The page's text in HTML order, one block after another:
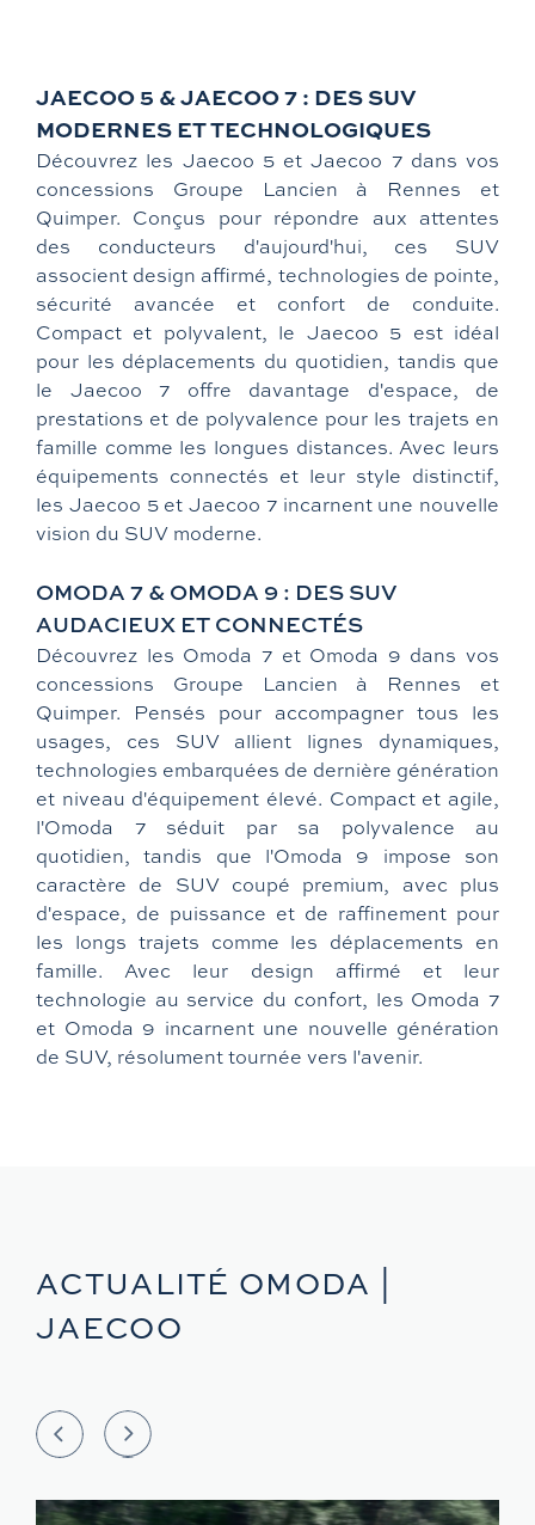
JAECOO 5 & JAECOO 7 : DES SUV
MODERNES ET TECHNOLOGIQUES
Découvrez les Jaecoo 5 et Jaecoo 7 dans vos
concessions Groupe Lancien à Rennes et
Quimper. Conçus pour répondre aux attentes
des conducteurs d'aujourd'hui, ces SUV
associent design affirmé, technologies de pointe,
sécurité avancée et confort de conduite.
Compact et polyvalent, le Jaecoo 5 est idéal
pour les déplacements du quotidien, tandis que
le Jaecoo 7 offre davantage d'espace, de
prestations et de polyvalence pour les trajets en
famille comme les longues distances. Avec leurs
équipements connectés et leur style distinctif,
les Jaecoo 5 et Jaecoo 7 incarnent une nouvelle
vision du SUV moderne.
OMODA 7 & OMODA 9 : DES SUV
AUDACIEUX ET CONNECTÉS
Découvrez les Omoda 7 et Omoda 9 dans vos
concessions Groupe Lancien à Rennes et
Quimper. Pensés pour accompagner tous les
usages, ces SUV allient lignes dynamiques,
technologies embarquées de dernière génération
et niveau d'équipement élevé. Compact et agile,
l'Omoda 7 séduit par sa polyvalence au
quotidien, tandis que l'Omoda 9 impose son
caractère de SUV coupé premium, avec plus
d'espace, de puissance et de raffinement pour
les longs trajets comme les déplacements en
famille. Avec leur design affirmé et leur
technologie au service du confort, les Omoda 7
et Omoda 9 incarnent une nouvelle génération
de SUV, résolument tournée vers l'avenir.
ACTUALITÉ OMODA |
JAECOO